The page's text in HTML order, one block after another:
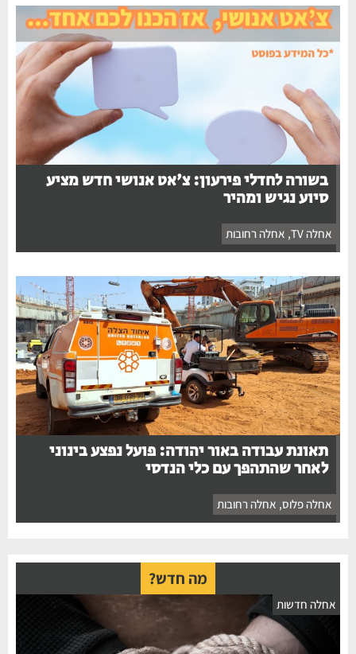
בשורה לחדלי פירעון: צ'אט אנושי חדש מציע
סיוע נגיש ומהיר
אחלה TV , אחלה רחובות
תאונת עבודה באור יהודה: פועל נפצע בינוני
לאחר שהתהפך עם כלי הנדסי
אחלה פלוס, אחלה רחובות
מה חדש?
אחלה חדשות